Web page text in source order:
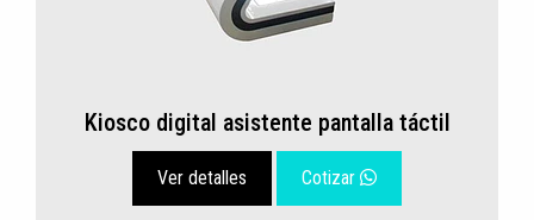
Kiosco digital asistente pantalla táctil
Ver detalles Cotizar